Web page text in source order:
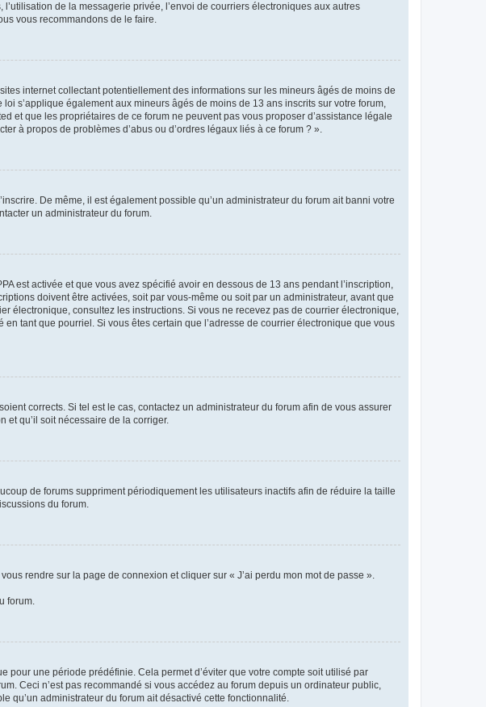
de la messagerie privée, l’envoi de courriers électroniques aux autres
vous recommandons de le faire.
internet collectant potentiellement des informations sur les mineurs âgés de moins de
s’applique également aux mineurs âgés de moins de 13 ans inscrits sur votre forum,
et que les propriétaires de ce forum ne peuvent pas vous proposer d’assistance légale
à propos de problèmes d’abus ou d’ordres légaux liés à ce forum ? ».
De même, il est également possible qu’un administrateur du forum ait banni votre
un administrateur du forum.
est activée et que vous avez spécifié avoir en dessous de 13 ans pendant l’inscription,
doivent être activées, soit par vous-même ou soit par un administrateur, avant que
électronique, consultez les instructions. Si vous ne recevez pas de courrier électronique,
tant que pourriel. Si vous êtes certain que l’adresse de courrier électronique que vous
corrects. Si tel est le cas, contactez un administrateur du forum afin de vous assurer
et qu’il soit nécessaire de la corriger.
de forums suppriment périodiquement les utilisateurs inactifs afin de réduire la taille
du forum.
rendre sur la page de connexion et cliquer sur « J’ai perdu mon mot de passe ».
forum.
une période prédéfinie. Cela permet d’éviter que votre compte soit utilisé par
Ceci n’est pas recommandé si vous accédez au forum depuis un ordinateur public,
qu’un administrateur du forum ait désactivé cette fonctionnalité.